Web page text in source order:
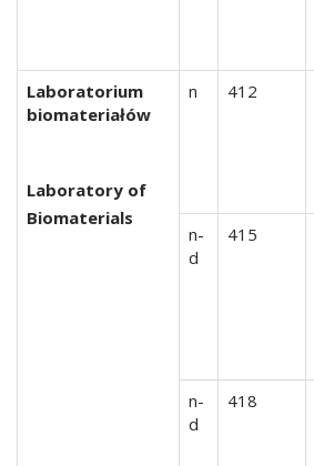
Laboratorium
biomateriałów
Laboratory of
Biomaterials
n 412
n-
d
415
n-
d
418